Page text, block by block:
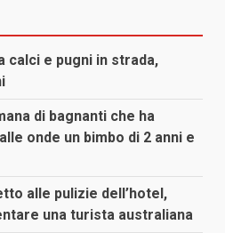
calci e pugni in strada,
di bagnanti che ha
onde un bimbo di 2 anni e
alle pulizie dell’hotel,
una turista australiana